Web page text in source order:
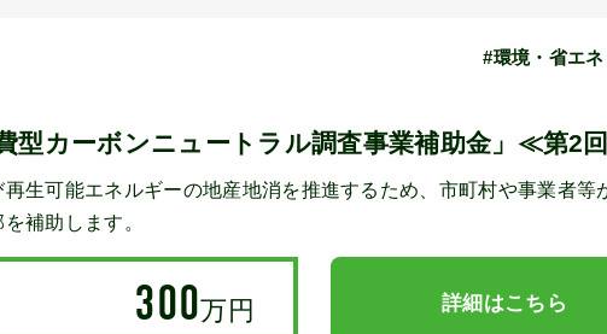
#環境・省エ
型カーボンニュートラル調査事業補助金」≪第2
生可能エネルギーの地産地消を推進するため、市町村や事業者等
補助します。
300万円 詳細はこちら